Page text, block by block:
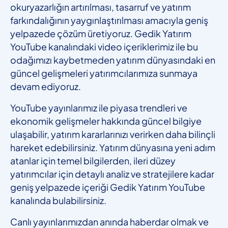
okuryazarlığın artırılması, tasarruf ve yatırım
farkındalığının yaygınlaştırılması amacıyla geniş
yelpazede çözüm üretiyoruz. Gedik Yatırım
YouTube kanalındaki video içeriklerimiz ile bu
odağımızı kaybetmeden yatırım dünyasındaki en
güncel gelişmeleri yatırımcılarımıza sunmaya
devam ediyoruz.
YouTube yayınlarımız ile piyasa trendleri ve
ekonomik gelişmeler hakkında güncel bilgiye
ulaşabilir, yatırım kararlarınızı verirken daha bilinçli
hareket edebilirsiniz. Yatırım dünyasına yeni adım
atanlar için temel bilgilerden, ileri düzey
yatırımcılar için detaylı analiz ve stratejilere kadar
geniş yelpazede içeriği Gedik Yatırım YouTube
kanalında bulabilirsiniz.
Canlı yayınlarımızdan anında haberdar olmak ve